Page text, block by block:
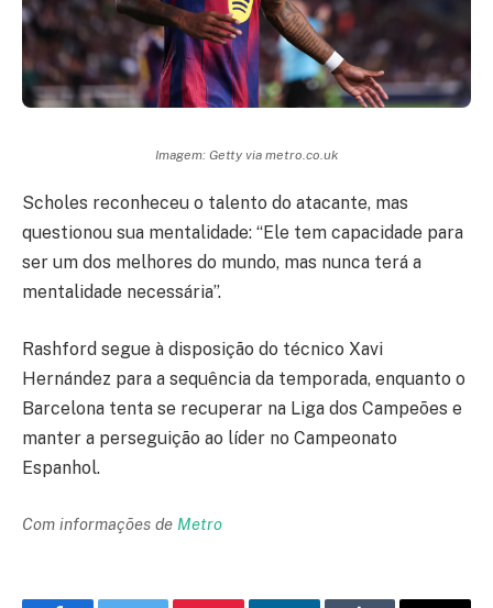
Imagem: Getty via metro.co.uk
Scholes reconheceu o talento do atacante, mas
questionou sua mentalidade: “Ele tem capacidade para
ser um dos melhores do mundo, mas nunca terá a
mentalidade necessária”.
Rashford segue à disposição do técnico Xavi
Hernández para a sequência da temporada, enquanto o
Barcelona tenta se recuperar na Liga dos Campeões e
manter a perseguição ao líder no Campeonato
Espanhol.
Com informações de Metro